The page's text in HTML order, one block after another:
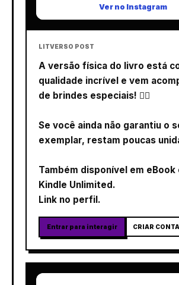
Ver no Instagram
LITVERSO POST
A versão física do livro está
qualidade incrível e vem
de brindes especiais! 
Se você ainda não garantiu o
exemplar, restam poucas
Também disponível em eBook
Kindle Unlimited.
Link no perfil.
Entrar para interagir CRIAR CONTA